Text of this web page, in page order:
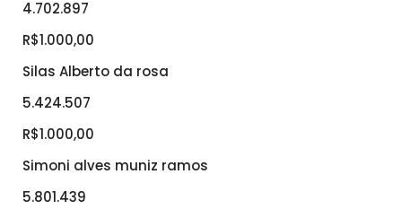
4.702.897
R$1.000,00
Silas Alberto da rosa
5.424.507
R$1.000,00
Simoni alves muniz ramos
5.801.439